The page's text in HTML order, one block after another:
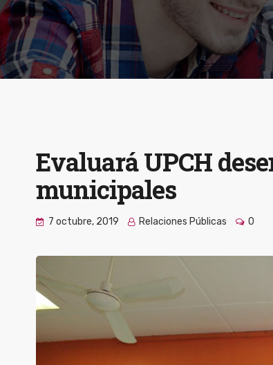
Evaluará UPCH
municipales
7 octubre, 2019 Relaciones Públicas 0